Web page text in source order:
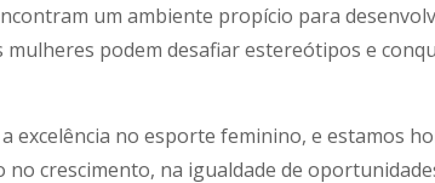
um ambiente propício para
podem desafiar estereótipos e
excelência no esporte feminino, e estamos
crescimento, na igualdade de